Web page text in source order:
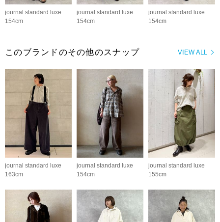
journal standard luxe
154cm
journal standard luxe
154cm
journal standard luxe
154cm
VIEW ALL
このブランドのその他のスナップ
journal standard luxe
163cm
journal standard luxe
154cm
journal standard luxe
155cm